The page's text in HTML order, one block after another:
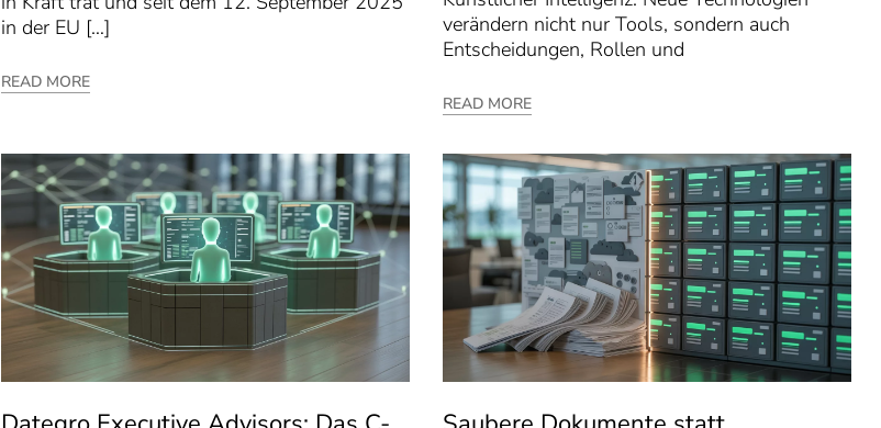
in der EU […]
READ MORE
verändern nicht nur Tools, sondern auch
Entscheidungen, Rollen und
READ MORE